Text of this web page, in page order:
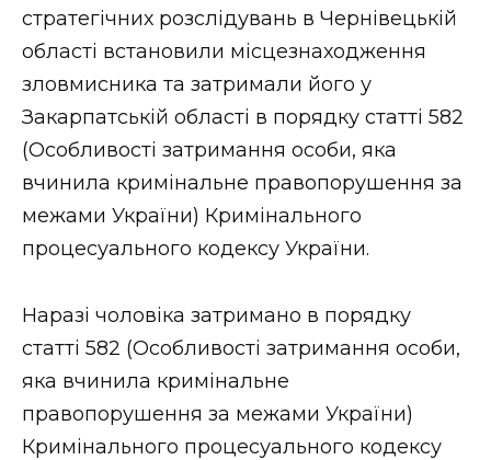
стратегічних розслідувань в Чернівецькій
області встановили місцезнаходження
зловмисника та затримали його у
Закарпатській області в порядку статті 582
(Особливості затримання особи, яка
вчинила кримінальне правопорушення за
межами України) Кримінального
процесуального кодексу України.
Наразі чоловіка затримано в порядку
статті 582 (Особливості затримання особи,
яка вчинила кримінальне
правопорушення за межами України)
Кримінального процесуального кодексу